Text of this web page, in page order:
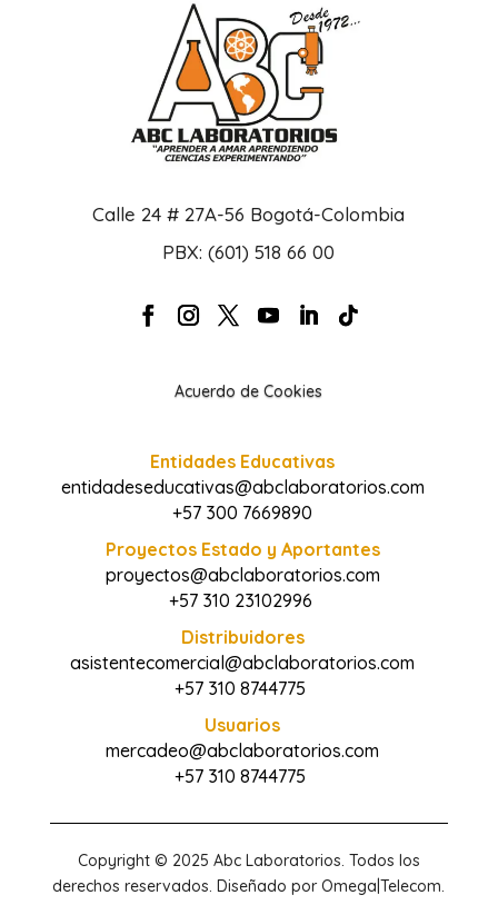
Calle 24 # 27A-56 Bogotá-Colombia
PBX: (601) 518 66 00
Acuerdo de Cookies
Entidades Educativas
entidadeseducativas@abclaboratorios.com
+57 300 7669890
Proyectos Estado y Aportantes
proyectos@abclaboratorios.com
+57 310 23102996
Distribuidores
asistentecomercial@abclaboratorios.com
+57 310 8744775
Usuarios
mercadeo@abclaboratorios.com
+57 310 8744775
Copyright © 2025 Abc Laboratorios. Todos los
derechos reservados. Diseñado por Omega|Telecom.